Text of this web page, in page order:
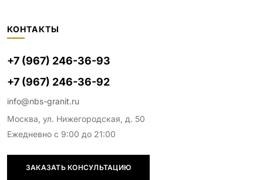
КОНТАКТЫ
+7 (967) 246-36-93
+7 (967) 246-36-92
info@nbs-granit.ru
Москва, ул. Нижегородская, д. 50
Ежедневно с 9:00 до 21:00
ЗАКАЗАТЬ КОНСУЛЬТАЦИЮ